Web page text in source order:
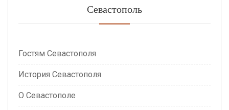
Севастополь
Гостям Севастополя
История Севастополя
О Севастополе